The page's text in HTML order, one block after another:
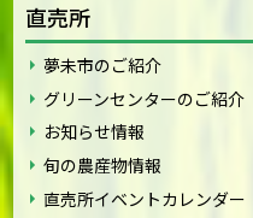
直売所
夢未市のご紹介
グリーンセンターのご紹介
お知らせ情報
旬の農産物情報
直売所イベントカレンダー